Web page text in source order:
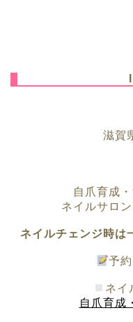
滋賀
自爪育成
ネイルサロ
ネイルチェンジ時は
予
ネイ
自爪育成